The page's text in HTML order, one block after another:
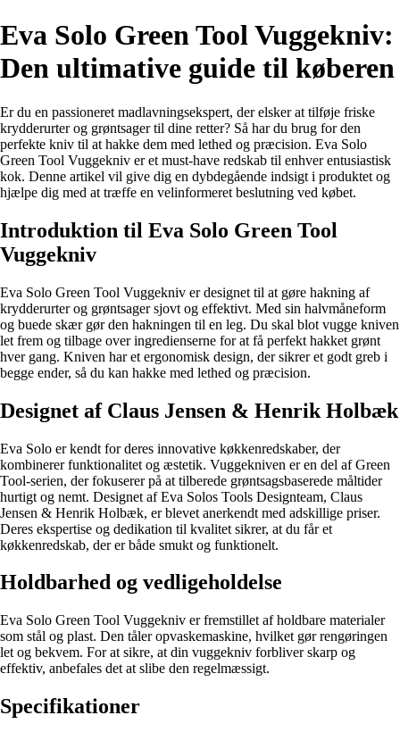
Eva Solo Green Tool Vuggekniv:
Den ultimative guide til køberen
Er du en passioneret madlavningsekspert, der elsker at tilføje friske
krydderurter og grøntsager til dine retter? Så har du brug for den
perfekte kniv til at hakke dem med lethed og præcision. Eva Solo
Green Tool Vuggekniv er et must-have redskab til enhver entusiastisk
kok. Denne artikel vil give dig en dybdegående indsigt i produktet og
hjælpe dig med at træffe en velinformeret beslutning ved købet.
Introduktion til Eva Solo Green Tool
Vuggekniv
Eva Solo Green Tool Vuggekniv er designet til at gøre hakning af
krydderurter og grøntsager sjovt og effektivt. Med sin halvmåneform
og buede skær gør den hakningen til en leg. Du skal blot vugge kniven
let frem og tilbage over ingredienserne for at få perfekt hakket grønt
hver gang. Kniven har et ergonomisk design, der sikrer et godt greb i
begge ender, så du kan hakke med lethed og præcision.
Designet af Claus Jensen & Henrik Holbæk
Eva Solo er kendt for deres innovative køkkenredskaber, der
kombinerer funktionalitet og æstetik. Vuggekniven er en del af Green
Tool-serien, der fokuserer på at tilberede grøntsagsbaserede måltider
hurtigt og nemt. Designet af Eva Solos Tools Designteam, Claus
Jensen & Henrik Holbæk, er blevet anerkendt med adskillige priser.
Deres ekspertise og dedikation til kvalitet sikrer, at du får et
køkkenredskab, der er både smukt og funktionelt.
Holdbarhed og vedligeholdelse
Eva Solo Green Tool Vuggekniv er fremstillet af holdbare materialer
som stål og plast. Den tåler opvaskemaskine, hvilket gør rengøringen
let og bekvem. For at sikre, at din vuggekniv forbliver skarp og
effektiv, anbefales det at slibe den regelmæssigt.
Specifikationer